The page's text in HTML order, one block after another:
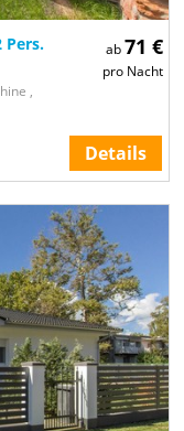
ab71 €
pro Nacht
Pers.
,
Details